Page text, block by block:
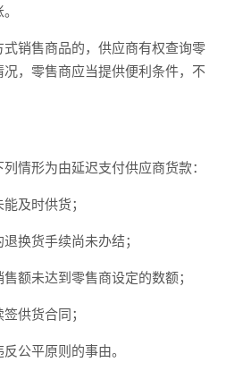
销售商品的，供应商有权查询零
，零售商应当提供便利条件，不
情形为由延迟支付供应商货款：
及时供货；
换货手续尚未办结；
额未达到零售商设定的数额；
供货合同；
公平原则的事由。